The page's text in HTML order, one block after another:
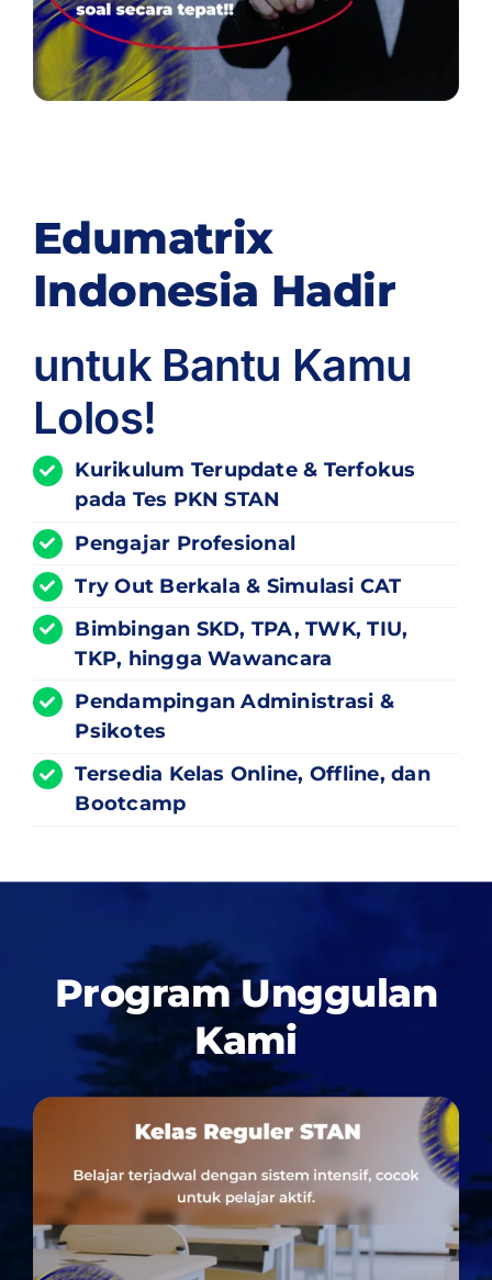
Edumatrix
Indonesia Hadir
untuk Bantu Kamu
Lolos!
Kurikulum Terupdate& Terfokus
pada Tes PKN STAN
Pengajar Profesional
Try Out Berkala & Simulasi CAT
Bimbingan SKD, TPA, TWK, TIU,
TKP, hingga Wawancara
Pendampingan Administrasi &
Psikotes
Tersedia Kelas Online, Offline, dan
Bootcamp
Program Unggulan
Kami